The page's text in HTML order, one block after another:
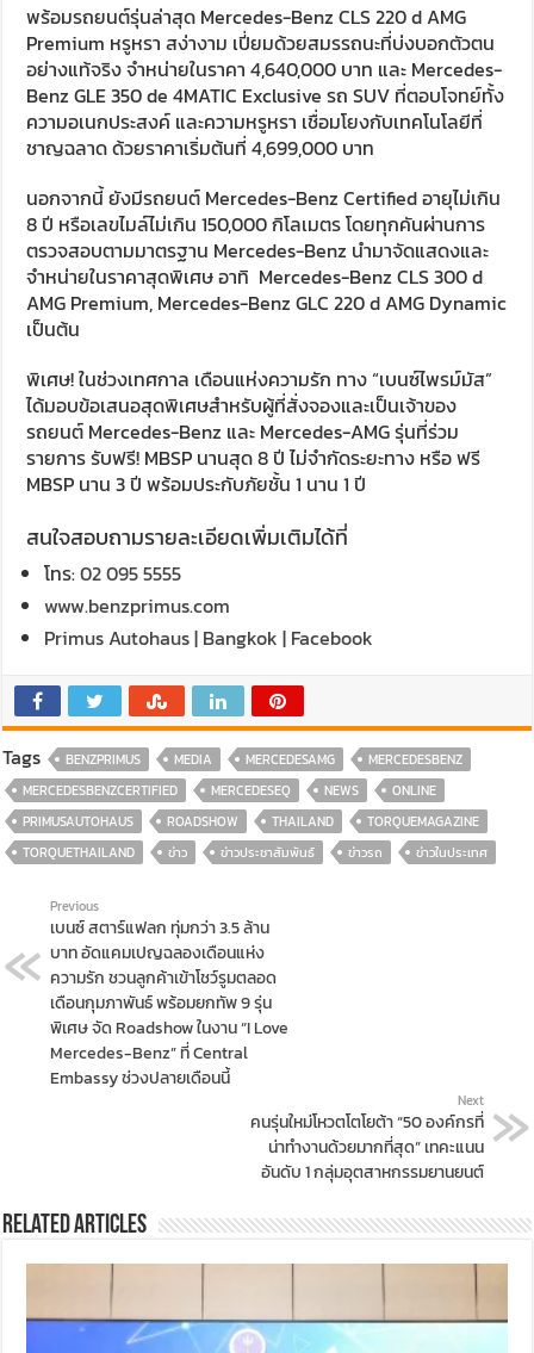
พร้อมรถยนต์รุ่นล่าสุด Mercedes-Benz CLS 220 d AMG
Premium หรูหรา สง่างาม เปี่ยมด้วยสมรรถนะที่บ่งบอกตัวตน
อย่างแท้จริง จำหน่ายในราคา 4,640,000 บาท และ Mercedes-
Benz GLE 350 de 4MATIC Exclusive รถ SUV ที่ตอบโจทย์ทั้ง
ความอเนกประสงค์ และความหรูหรา เชื่อมโยงกับเทคโนโลยีที่
ชาญฉลาด ด้วยราคาเริ่มต้นที่ 4,699,000 บาท
นอกจากนี้ ยังมีรถยนต์ Mercedes-Benz Certified อายุไม่เกิน
8 ปี หรือเลขไมล์ไม่เกิน 150,000 กิโลเมตร โดยทุกคันผ่านการ
ตรวจสอบตามมาตรฐาน Mercedes-Benz นำมาจัดแสดงและ
จำหน่ายในราคาสุดพิเศษ อาทิ Mercedes-Benz CLS 300 d
AMG Premium, Mercedes-Benz GLC 220 d AMG Dynamic
เป็นต้น
พิเศษ! ในช่วงเทศกาล เดือนแห่งความรัก ทาง “เบนซ์ไพรม์มัส”
ได้มอบข้อเสนอสุดพิเศษสำหรับผู้ที่สั่งจองและเป็นเจ้าของ
รถยนต์ Mercedes-Benz และ Mercedes-AMG รุ่นที่ร่วม
รายการ รับฟรี! MBSP นานสุด 8 ปี ไม่จำกัดระยะทาง หรือ ฟรี
MBSP นาน 3 ปี พร้อมประกับภัยชั้น 1 นาน 1 ปี
สนใจสอบถามรายละเอียดเพิ่มเติมได้ที่
โทร:02 095 5555
www.benzprimus.com
Primus Autohaus | Bangkok | Facebook
Tags BENZPRIMUS MEDIA MERCEDESAMG
MERCEDESBENZ
MERCEDESBENZCERTIFIED
MERCEDESEQ NEWS
ONLINE
PRIMUSAUTOHAUS
ROADSHOW THAILAND
TORQUEMAGAZINE
TORQUETHAILAND
ข่าว ข่าวประชาสัมพันธ์ ข่าวรถ ข่าวในประเทศ
Previous
เบนซ์ สตาร์แฟลก ทุ่มกว่า 3.5 ล้าน
บาท อัดแคมเปญฉลองเดือนแห่ง
ความรัก ชวนลูกค้าเข้าโชว์รูมตลอด
เดือนกุมภาพันธ์ พร้อมยกทัพ 9 รุ่น
พิเศษ จัด Roadshow ในงาน “I Love
Mercedes-Benz” ที่ Central
Embassy ช่วงปลายเดือนนี้
Next
คนรุ่นใหม่โหวตโตโยต้า “50 องค์กรที่
น่าทำงานด้วยมากที่สุด” เทคะแนน
อันดับ 1 กลุ่มอุตสาหกรรมยานยนต์
Related Articles